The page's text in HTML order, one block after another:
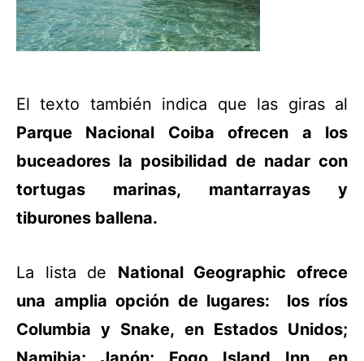
El texto también indica que las giras al
Parque Nacional Coiba ofrecen a los
buceadores la posibilidad de nadar con
tortugas marinas, mantarrayas y
tiburones ballena.
La lista de National Geographic ofrece
una amplia opción de lugares: los ríos
Columbia y Snake, en Estados Unidos;